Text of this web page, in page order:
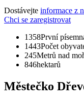
Dostávejte informace z
Chci se zaregistrovat
1358První
1443Počet
245Metrů nad
846hektarů
Městečko